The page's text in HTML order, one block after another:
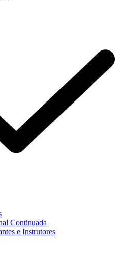
Continuada
e Instrutores